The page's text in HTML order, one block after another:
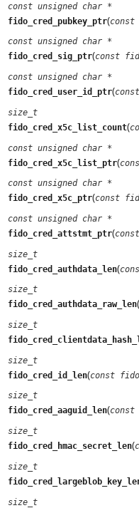
const unsigned char *
fido_cred_pubkey_ptr(const
const unsigned char *
fido_cred_sig_ptr(const
const unsigned char *
fido_cred_user_id_ptr(
size_t
fido_cred_x5c_list_count(
const unsigned char *
fido_cred_x5c_list_ptr(
const unsigned char *
fido_cred_x5c_ptr(const
const unsigned char *
fido_cred_attstmt_ptr(
size_t
fido_cred_authdata_len(
size_t
fido_cred_authdata_raw_len(
size_t
size_t
fido_cred_id_len(const
size_t
fido_cred_aaguid_len(
size_t
fido_cred_hmac_secret_len(
size_t
size_t